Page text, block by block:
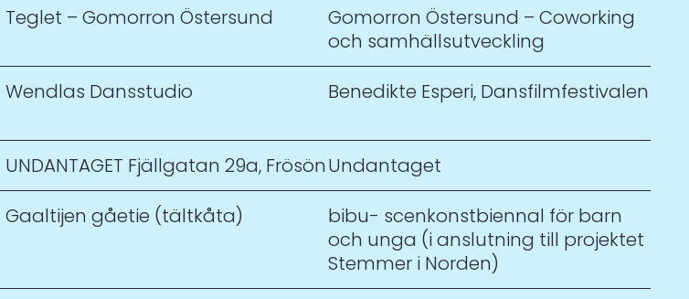
Teglet – Gomorron Östersund
Gomorron Östersund – Coworking
och samhällsutveckling
Wendlas Dansstudio Benedikte Esperi, Dansfilmfestivalen
UNDANTAGET Fjällgatan 29a, FrösönUndantaget
Gaaltijen gåetie (tältkåta)
bibu- scenkonstbiennal för barn
och unga (i anslutning till projektet
Stemmer i Norden)